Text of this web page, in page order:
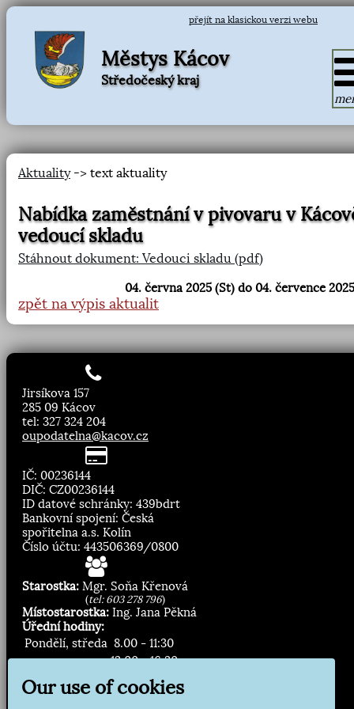
přejít na klasickou verzi webu
Městys Kácov
Středočeský kraj
Aktuality-> text aktuality
Nabídka zaměstnání v pivovaru v
vedoucí skladu
Stáhnout dokument: Vedouci skladu (pdf)
04. června 2025 (St) do 04. července
zpět na výpis aktualit
Jirsíkova 157
285 09 Kácov
tel: 327 324 204
oupodatelna@kacov.cz
IČ: 00236144
DIČ: CZ00236144
ID datové schránky: 439bdrt
Bankovní spojení: Česká
spořitelna a.s. Kolín
Číslo účtu: 443506369/0800
Starostka: Mgr. Soňa Křenová
(tel: 603 278 796)
Místostarostka: Ing. Jana Pěkná
Úřední hodiny:
Pondělí, středa 8.00 - 11:30
13:00 - 16:30
Our use of cookies